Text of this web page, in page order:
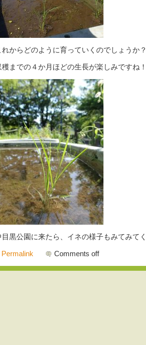
れからどのように育っていくのでしょうか
穫までの４か月ほどの生長が楽しみですね
目黒公園に来たら、イネの様子もみてみて
Permalink Comments off